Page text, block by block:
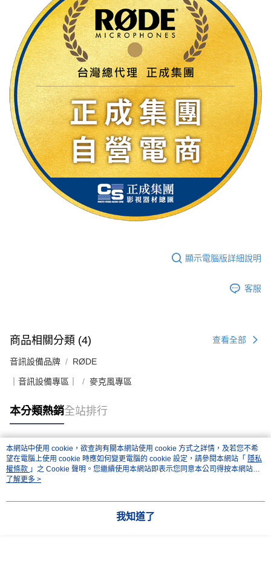
顯示電腦版詳細說明
客服
商品相關分類 (4) 查看全部
音訊設備品牌 RØDE
｜音訊設備專區｜ 麥克風專區
本分類熱銷全站排行
熱門標籤
本網站中使用 cookie，欲查詢有關本網站使用 cookie 方式之詳情，及若您不希
望在電腦上使用 cookie 時應如何變更電腦的 cookie 設定，請參閱本網站「 隱私
權條款 」之 Cookie 聲明。您繼續使用本網站即表示您同意本公司得按本網站使
用條款之 Cookie 聲明使用 cookie。
了解更多 >
我知道了